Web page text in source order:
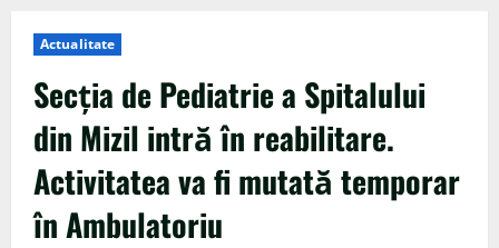
Actualitate
Secția de Pediatrie a Spitalului
din Mizil intră în reabilitare.
Activitatea va fi mutată temporar
în Ambulatoriu